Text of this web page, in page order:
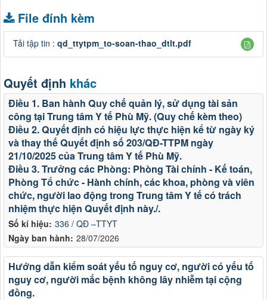
File đính kèm
Tải tập tin : qd_ttytpm_to-soan-thao_dtlt.pdf
Quyết định khác
Số kí hiệu: 336 / QĐ –TTYT
Ngày ban hành: 28/07/2026
Điều 1. Ban hành Quy chế quản lý, sử dụng tài sản
công tại Trung tâm Y tế Phù Mỹ. (Quy chế kèm theo)
Điều 2. Quyết định có hiệu lực thực hiện kể từ ngày ký
và thay thế Quyết định số 203/QĐ-TTPM ngày
21/10/2025 của Trung tâm Y tế Phù Mỹ.
Điều 3. Trưởng các Phòng: Phòng Tài chính - Kế toán,
Phòng Tổ chức - Hành chính, các khoa, phòng và viên
chức, người lao động trong Trung tâm Y tế có trách
nhiệm thực hiện Quyết định này./.
Hướng dẫn kiểm soát yếu tố nguy cơ, người có yếu tố
nguy cơ, người mắc bệnh không lây nhiễm tại cộng
đồng.